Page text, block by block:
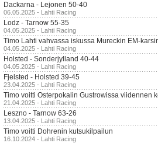
Dackarna - Lejonen 50-40
06.05.2025 - Lahti Racing
Lodz - Tarnow 55-35
04.05.2025 - Lahti Racing
Timo Lahti vahvassa iskussa Mureckin EM-
04.05.2025 - Lahti Racing
Holsted - Sonderjylland 40-44
04.05.2025 - Lahti Racing
Fjelsted - Holsted 39-45
23.04.2025 - Lahti Racing
Timo voitti Osterpokalin Gustrowissa viidennen
21.04.2025 - Lahti Racing
Leszno - Tarnow 63-26
13.04.2025 - Lahti Racing
Timo voitti Dohrenin kutsukilpailun
16.10.2024 - Lahti Racing